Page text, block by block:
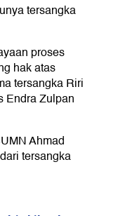
tersangka
proses
hak atas
tersangka Riri
Endra Zulpan
Ahmad
tersangka